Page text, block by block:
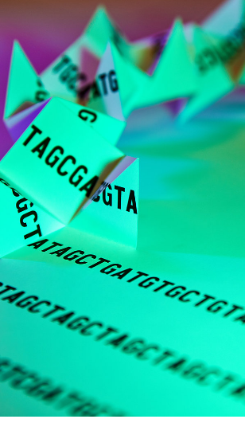
a semence…. et semence
sont les avantages et les